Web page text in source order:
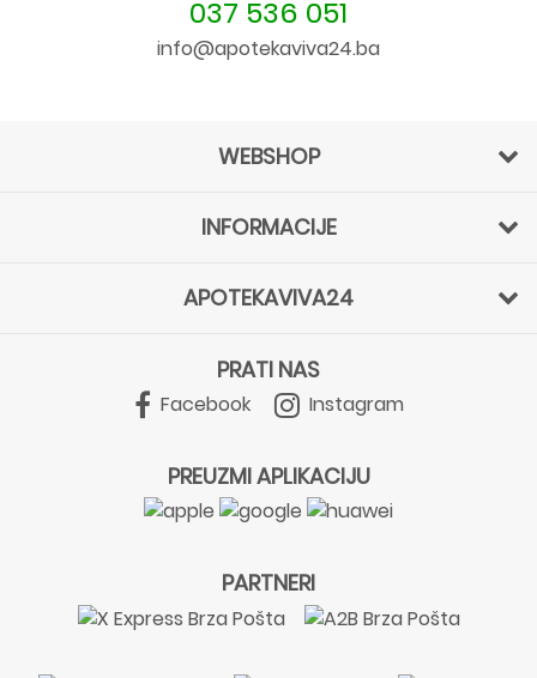
037 536 051
info@apotekaviva24.ba
WEBSHOP
INFORMACIJE
APOTEKAVIVA24
PRATI NAS
Facebook Instagram
PREUZMI APLIKACIJU
PARTNERI